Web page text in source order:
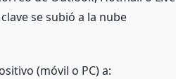
se subió a la nube
(móvil o PC) a: